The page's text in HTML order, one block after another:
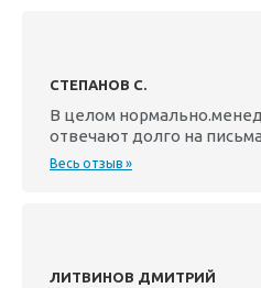
СТЕПАНОВ С.
В целом
отвечают долго на письма
Весь отзыв »
ЛИТВИНОВ ДМИТРИЙ